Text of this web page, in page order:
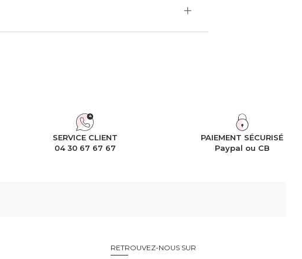
SERVICE CLIENT
04 30 67 67 67
PAIEMENT SÉCURISÉ
Paypal ou CB
RETROUVEZ-NOUS SUR